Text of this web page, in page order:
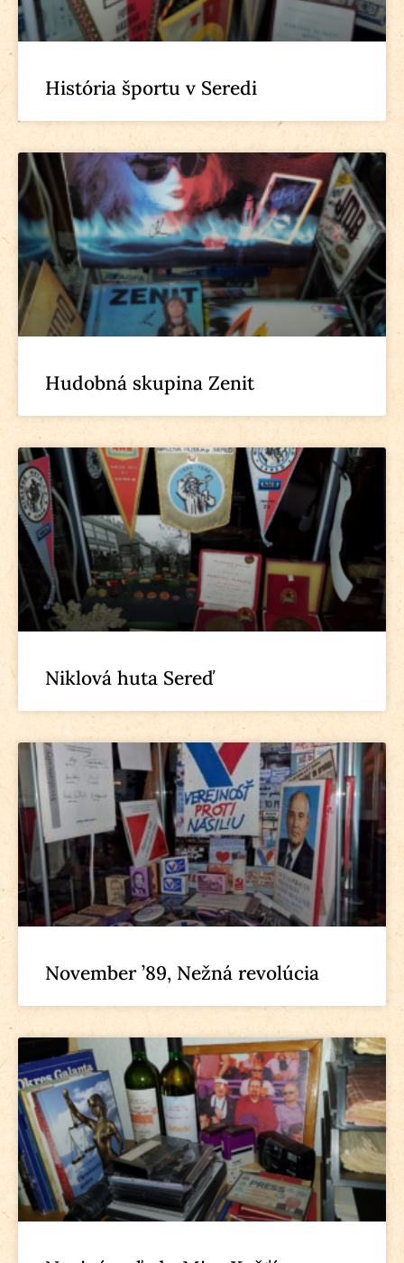
História športu v Seredi
Hudobná skupina Zenit
Niklová huta Sereď
November ’89, Nežná revolúcia